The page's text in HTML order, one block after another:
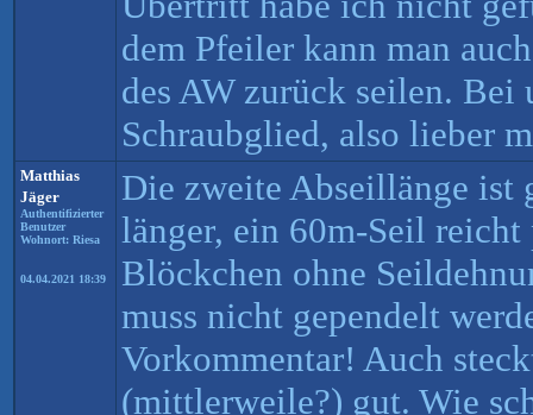
dem Pfeiler kann man
des AW zurück seilen. Bei
Schraubglied, also lieber
Matthias
Jäger
Authentifizierter
Benutzer
Wohnort: Riesa
04.04.2021 18:39
Die zweite Abseillänge ist
länger, ein 60m-Seil reicht
Blöckchen ohne
muss nicht gependelt
Vorkommentar! Auch
(mittlerweile?) gut. Wie